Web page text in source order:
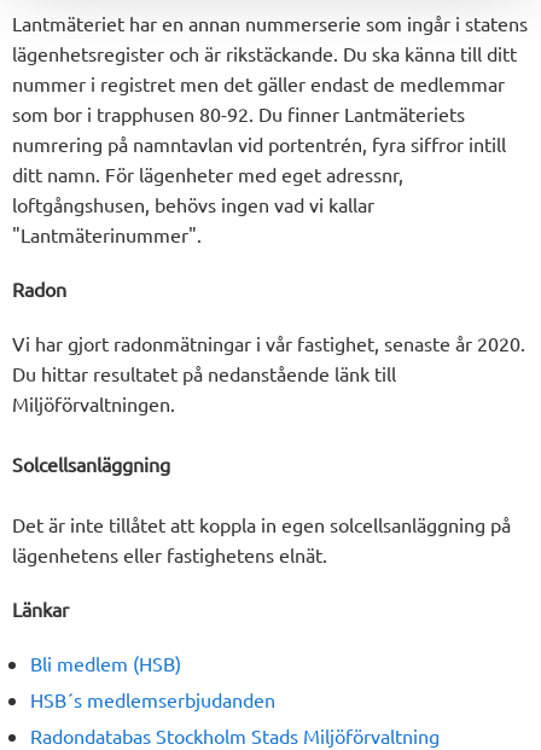
Lantmäteriet har en annan nummerserie som ingår i statens
lägenhetsregister och är rikstäckande. Du ska känna till ditt
nummer i registret men det gäller endast de medlemmar
som bor i trapphusen 80-92. Du finner Lantmäteriets
numrering på namntavlan vid portentrén, fyra siffror intill
ditt namn. För lägenheter med eget adressnr,
loftgångshusen, behövs ingen vad vi kallar
"Lantmäterinummer".
Radon
Vi har gjort radonmätningar i vår fastighet, senaste år 2020.
Du hittar resultatet på nedanstående länk till
Miljöförvaltningen.
Solcellsanläggning
Det är inte tillåtet att koppla in egen solcellsanläggning på
lägenhetens eller fastighetens elnät.
Länkar
Bli medlem (HSB)
HSB´s medlemserbjudanden
Radondatabas Stockholm Stads Miljöförvaltning